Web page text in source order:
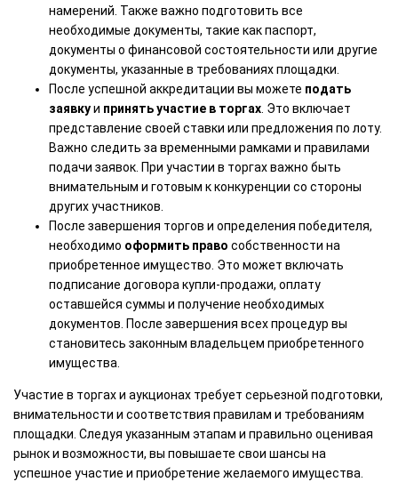
намерений. Также важно подготовить все
необходимые документы, такие как паспорт,
документы о финансовой состоятельности или другие
документы, указанные в требованиях площадки.
После успешной аккредитации вы можете подать
заявкуи принять участие в торгах. Это включает
представление своей ставки или предложения по лоту.
Важно следить за временными рамками и правилами
подачи заявок. При участии в торгах важно быть
внимательным и готовым к конкуренции со стороны
других участников.
После завершения торгов и определения победителя,
необходимо оформить право собственности на
приобретенное имущество. Это может включать
подписание договора купли-продажи, оплату
оставшейся суммы и получение необходимых
документов. После завершения всех процедур вы
становитесь законным владельцем приобретенного
имущества.
Участие в торгах и аукционах требует серьезной подготовки,
внимательности и соответствия правилам и требованиям
площадки. Следуя указанным этапам и правильно оценивая
рынок и возможности, вы повышаете свои шансы на
успешное участие и приобретение желаемого имущества.